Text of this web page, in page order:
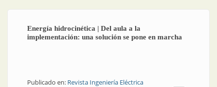
Energía hidrocinética | Del aula a la
implementación: una solución se pone en marcha
Publicado en: Revista Ingeniería Eléctrica